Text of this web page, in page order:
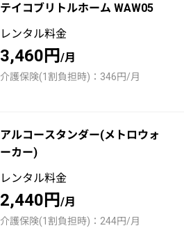
テイコブリトルホーム WAW05
レンタル料金
3,460円/月
介護保険(1割負担時)：346円/月
アルコースタンダー(メトロウォ
ーカー)
レンタル料金
2,440円/月
介護保険(1割負担時)：244円/月